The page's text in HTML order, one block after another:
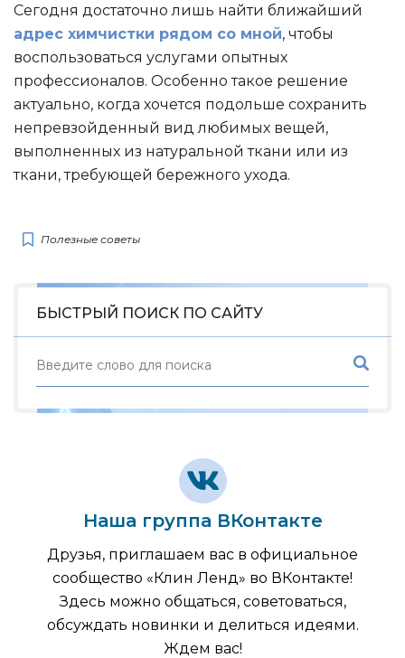
БЫСТРЫЙ ПОИСК ПО САЙТУ
Наша группа ВКонтакте
Друзья, приглашаем вас в официальное
сообщество «Клин Ленд» во ВКонтакте!
Здесь можно общаться, советоваться,
обсуждать новинки и делиться идеями.
Ждем вас!
Сегодня достаточно лишь найти ближайший
адрес химчистки рядом со мной, чтобы
воспользоваться услугами опытных
профессионалов. Особенно такое решение
актуально, когда хочется подольше сохранить
непревзойденный вид любимых вещей,
выполненных из натуральной ткани или из
ткани, требующей бережного ухода.
Полезные советы